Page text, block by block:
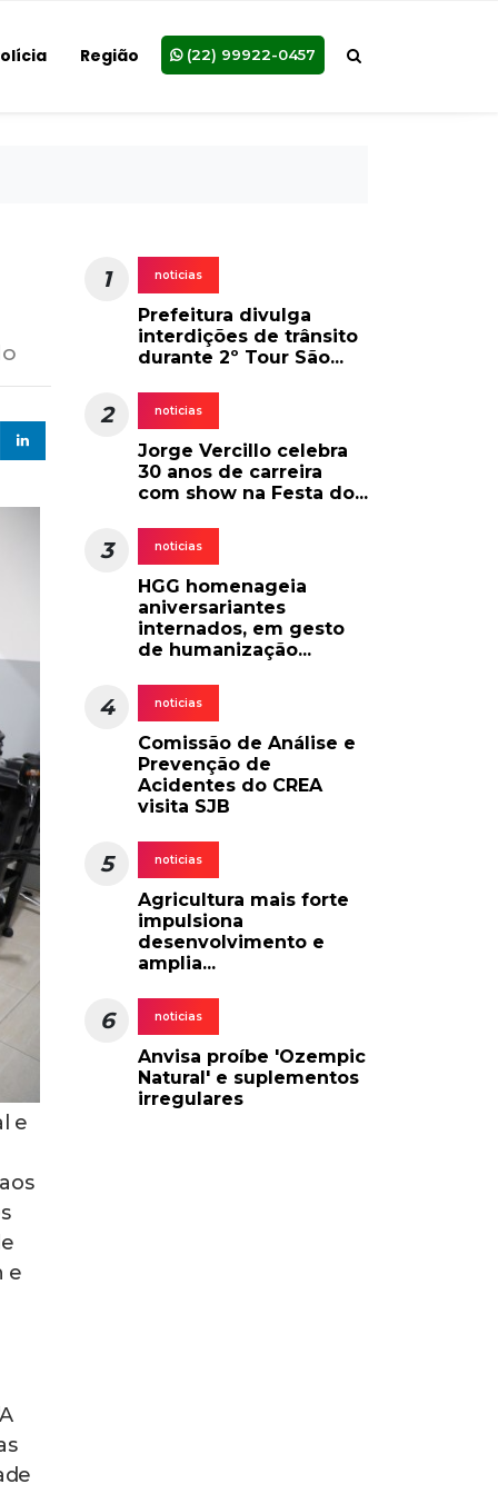
Região (22) 99922-0457
e
e
1 noticias
Prefeitura divulga
interdições de trânsito
durante 2º Tour São...
2 noticias
Jorge Vercillo celebra
30 anos de carreira
com show na Festa do...
3 noticias
HGG homenageia
aniversariantes
internados, em gesto
de humanização...
4 noticias
Comissão de Análise e
Prevenção de
Acidentes do CREA
visita SJB
5 noticias
Agricultura mais forte
impulsiona
desenvolvimento e
amplia...
6 noticias
Anvisa proíbe 'Ozempic
Natural' e suplementos
irregulares